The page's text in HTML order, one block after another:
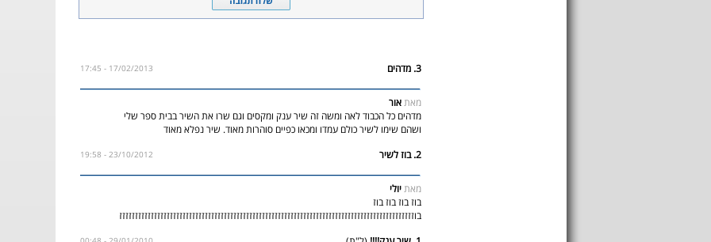
3. מדהים 17/02/2013 - 17:45
מאתאור
מדהים כל הכבוד לאה ומשה זה שיר ענק ומקסים וגם שרו את השיר בבית ספר שלי
ושהם שימו לשיר כולם עמדו ומכאו כפיים סוהרות מאוד. שיר נפלא מאוד
2. בוז לשיר
23/10/2012 - 19:58
מאתיולי
בוז בוז בוז בוז